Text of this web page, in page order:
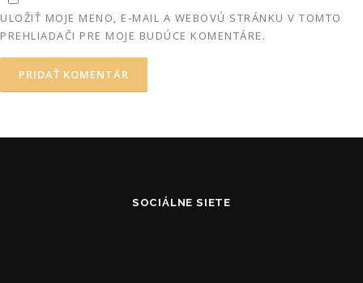
ULOŽIŤ MOJE MENO, E-MAIL A WEBOVÚ STRÁNKU V TOMTO
PREHLIADAČI PRE MOJE BUDÚCE KOMENTÁRE.
SOCIÁLNE SIETE